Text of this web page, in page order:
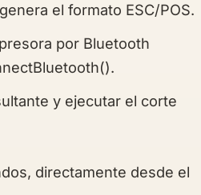
el formato ESC/POS.
por Bluetooth
.
y ejecutar el corte
directamente desde el